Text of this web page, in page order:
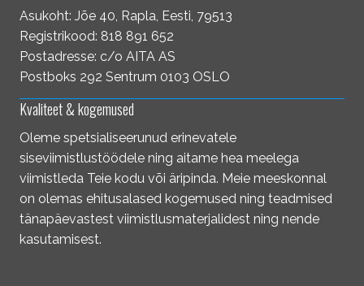
Asukoht: Jõe 40, Rapla, Eesti, 79513
Registrikood: 818 891 652
Postadresse: c/o AITA AS
Postboks 292 Sentrum 0103 OSLO
Kvaliteet & kogemused
Oleme spetsialiseerunud erinevatele
siseviimistlustöödele ning aitame hea meelega
viimistleda Teie kodu või äripinda. Meie meeskonnal
on olemas ehitusalased kogemused ning teadmised
tänapäevastest viimistlusmaterjalidest ning nende
kasutamisest.